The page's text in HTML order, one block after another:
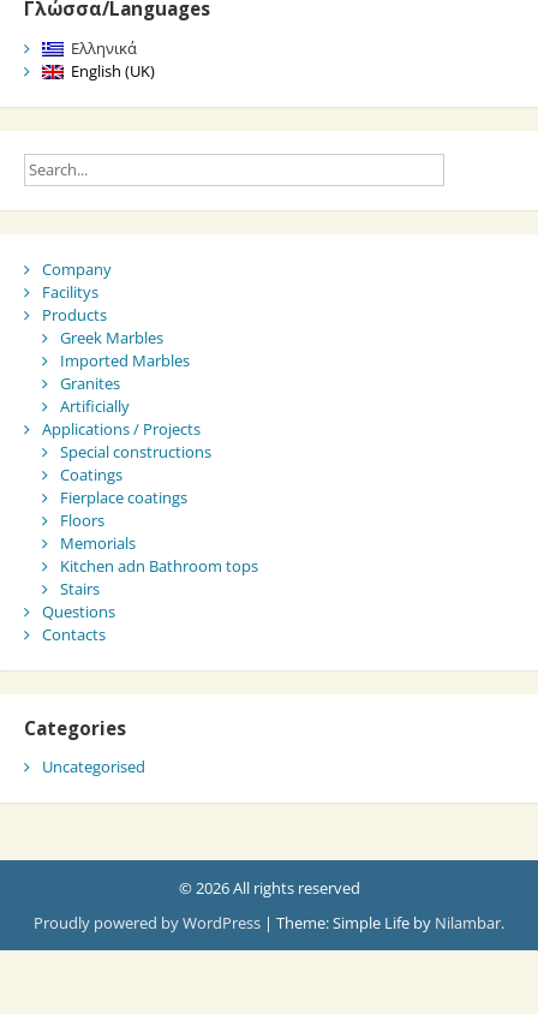
Γλώσσα/Languages
Ελληνικά
English (UK)
Company
Facilitys
Products
Greek Marbles
Imported Marbles
Granites
Artificially
Applications / Projects
Special constructions
Coatings
Fierplace coatings
Floors
Memorials
Kitchen adn Bathroom tops
Stairs
Questions
Contacts
Categories
Uncategorised
© 2026 All rights reserved
Proudly powered by WordPress | Theme: Simple Life by Nilambar.